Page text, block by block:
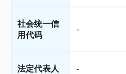
社会统一信
用代码
-
法定代表人 -